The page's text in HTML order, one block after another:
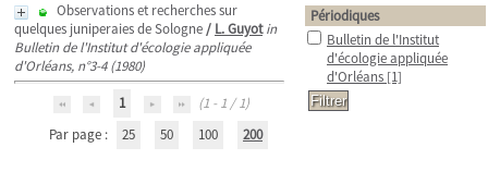
Observations et recherches sur
quelques juniperaies de Sologne/ L. Guyot in
Bulletin de l'Institut d'écologie appliquée
d'Orléans, n°3-4 (1980)
1
(1 - 1 / 1)
Par page :
25 50 100 200
Périodiques
Bulletin de l'Institut
d'écologie appliquée
d'Orléans [1]